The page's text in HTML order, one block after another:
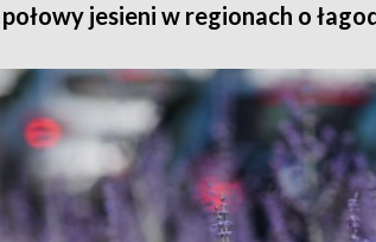
jesieni w regionach o